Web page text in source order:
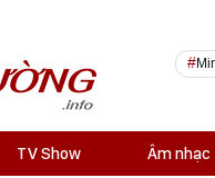
TV Show Âm nhạc